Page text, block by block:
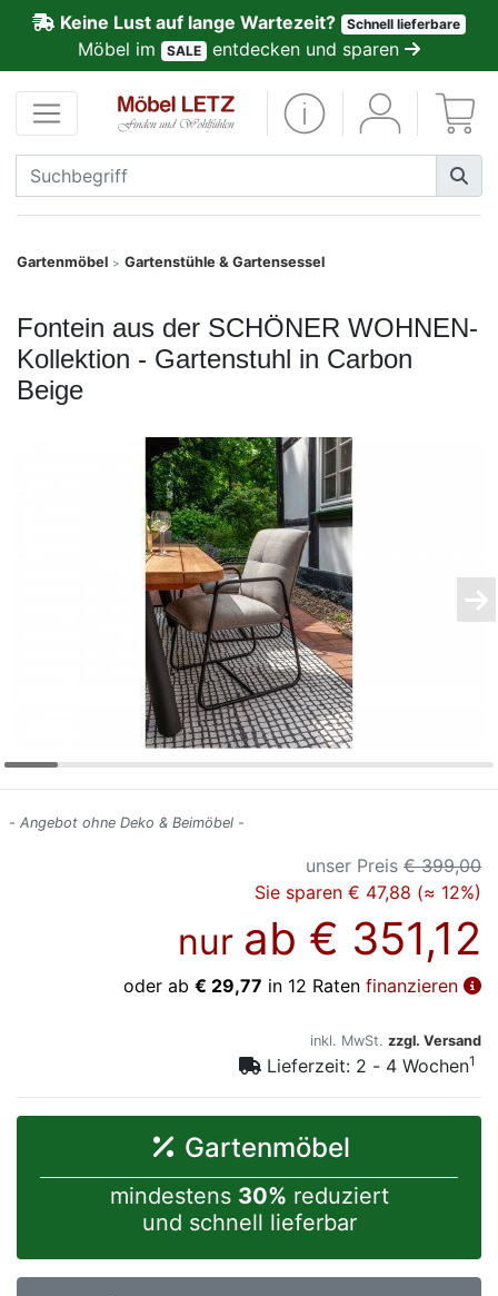
Keine Lust auf lange Wartezeit? Schnell lieferbare
Möbel im SALE entdecken und sparen
Gartenmöbel > Gartenstühle & Gartensessel
Fontein aus der SCHÖNER WOHNEN-
Kollektion - Gartenstuhl in Carbon
Beige
- Angebot ohne Deko & Beimöbel -
unser Preis € 399,00
Sie sparen € 47,88 (≈ 12%)
nur ab € 351,12
oder ab € 29,77 in 12 Raten finanzieren
inkl. MwSt. zzgl. Versand
Lieferzeit: 2 - 4 Wochen1
Gartenmöbel
mindestens 30% reduziert
und schnell lieferbar
Kundenmeinungen
Anmelden
PREMIUM
Schnell
SALE
Konfigurator
Finanzierung